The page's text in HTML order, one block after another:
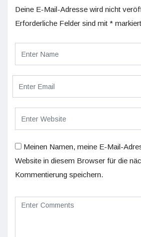
Deine E-Mail-Adresse wird nicht
Erforderliche Felder sind mit * markiert
Meinen Namen, meine E-Mail-
Website in diesem Browser für die
Kommentierung speichern.